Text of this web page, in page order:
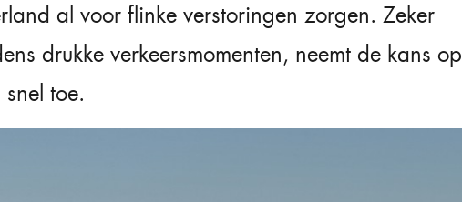
al voor flinke verstoringen zorgen. Zeker
drukke verkeersmomenten, neemt de kans op
toe.